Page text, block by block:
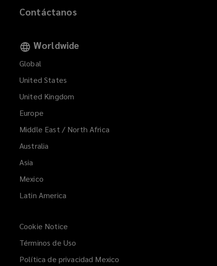
Contáctanos
Worldwide
Global
United States
United Kingdom
Europe
Middle East / North Africa
Australia
Asia
Mexico
Latin America
Cookie Notice
Términos de Uso
Política de privacidad Mexico